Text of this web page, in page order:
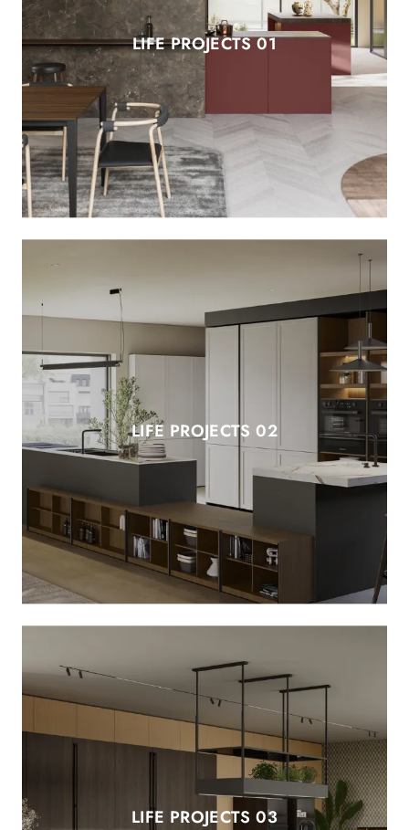
LIFE PROJECTS 01
LIFE PROJECTS 02
LIFE PROJECTS 03